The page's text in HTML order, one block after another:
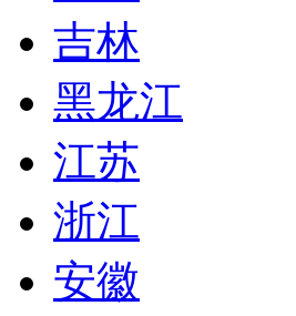
吉林
黑龙江
江苏
浙江
安徽